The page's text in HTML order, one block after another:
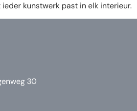
kunstwerk past in elk interieur.
30